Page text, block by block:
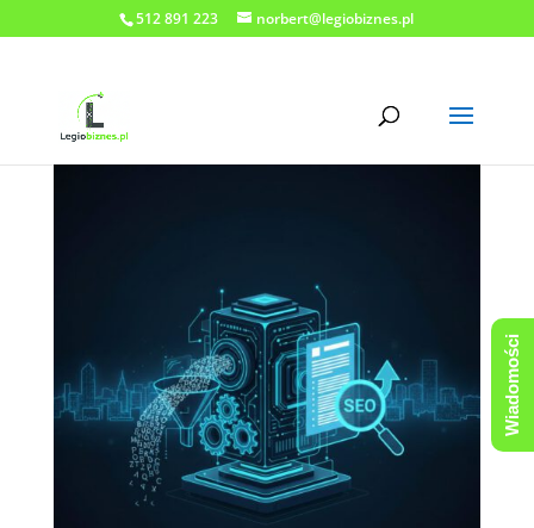
512 891 223 norbert@legiobiznes.pl
Wiadomości